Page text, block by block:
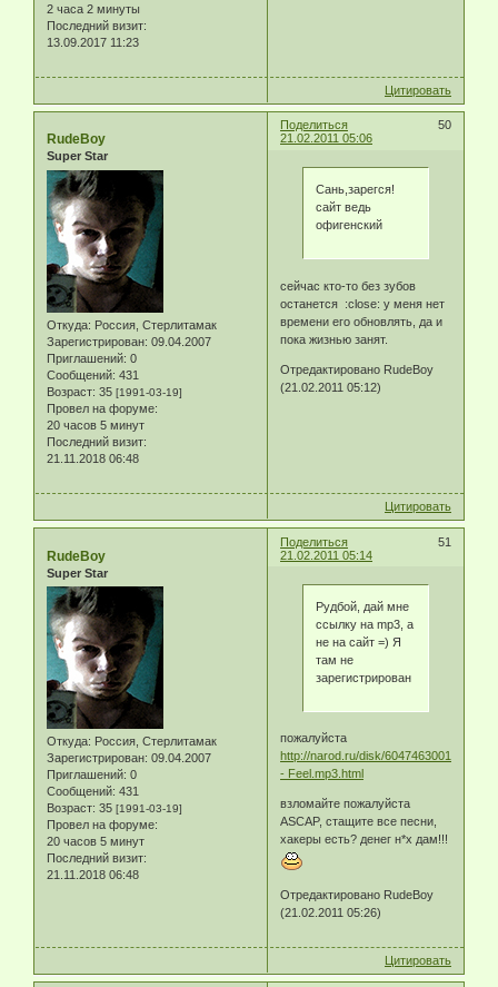
2 часа 2 минуты
Последний визит:
13.09.2017 11:23
Цитировать
Поделиться
50
21.02.2011 05:06
RudeBoy
Super Star
Откуда: Россия, Стерлитамак
Зарегистрирован: 09.04.2007
Приглашений: 0
Сообщений: 431
Возраст: 35 [1991-03-19]
Провел на форуме:
20 часов 5 минут
Последний визит:
21.11.2018 06:48
Сань,зарегся!
сайт ведь
офигенский
сейчас кто-то без зубов
останется :close: у меня нет
времени его обновлять, да и
пока жизнью занят.
Отредактировано RudeBoy
(21.02.2011 05:12)
Цитировать
Поделиться
51
21.02.2011 05:14
RudeBoy
Super Star
Откуда: Россия, Стерлитамак
Зарегистрирован: 09.04.2007
Приглашений: 0
Сообщений: 431
Возраст: 35 [1991-03-19]
Провел на форуме:
20 часов 5 минут
Последний визит:
21.11.2018 06:48
Рудбой, дай мне
ссылку на mp3, а
не на сайт =) Я
там не
зарегистрирован
пожалуйста
http://narod.ru/disk/6047463001/
- Feel.mp3.html
взломайте пожалуйста
ASCAP, стащите все песни,
хакеры есть? денег н*х дам!!!
Отредактировано RudeBoy
(21.02.2011 05:26)
Цитировать